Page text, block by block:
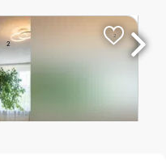
i nie stanowi oferty
Cywilnego.
m2
Cena za m2
12 725 PLN
Huta os. Centrum B